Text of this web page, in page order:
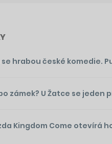
se hrabou české komedie.
zámek? U Žatce se
Kingdom Come otevírá